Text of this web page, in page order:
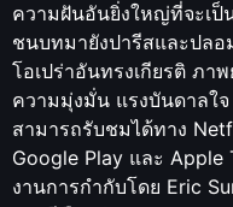
ความฝันอันยิ่งใหญ่ที่จะเป็
ชนบทมายังปารีสและปลอ
โอเปร่าอันทรงเกียรติ ภา
ความมุ่งมั่น แรงบันดาลใ
สามารถรับชมได้ทาง
Google Play และ Apple
งานการกำกับโดย Eric